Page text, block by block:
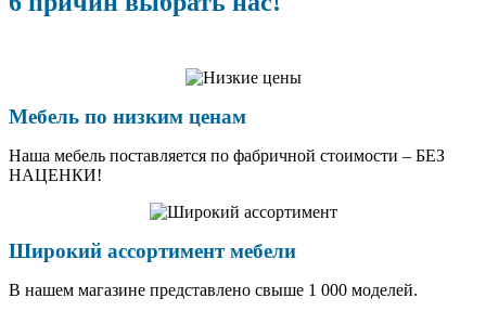
Мебель по низким ценам
Наша мебель поставляется по фабричной стоимости – БЕЗ
НАЦЕНКИ!
Широкий ассортимент мебели
В нашем магазине представлено свыше 1 000 моделей.